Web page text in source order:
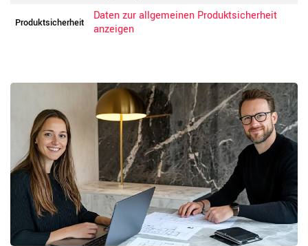
Produktsicherheit
Daten zur allgemeinen Produktsicherheit
anzeigen